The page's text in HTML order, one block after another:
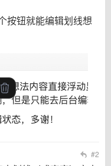
按钮就能编辑划线想
#2